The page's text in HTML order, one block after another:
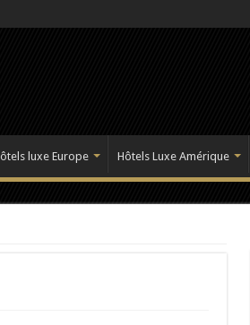
luxe Europe Hôtels Luxe Amérique